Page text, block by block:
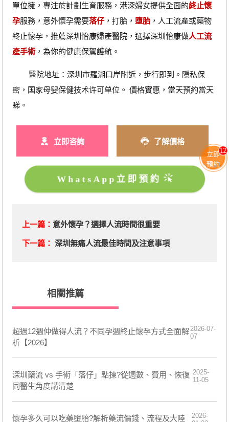
單位擁，專注於計劃生育服務，港深婦女提供全面的終止懷
孕服務，意外懷孕需要落仔，打胎， 墮胎，人工流產或藥物
終止懷孕，推薦深圳怡康婦產醫院，選擇深圳怡康做人工流
產手術，為你的健康保駕護航。
醫院地址：深圳市羅湖口岸附近，步行即到。隱私保
密，国家母婴保健技术许可单位。 價格實惠，當天預約當天
睇。
立即咨詢 了解價格
WhatsApp立即預約
上一篇： 意外懷孕？選擇人流時間很重要
下一篇： 深圳無痛人流最佳時間及注意事項
相關推薦
超過12週仲做得人流？不同孕週終止懷孕方式全面解
析【2026】
2026-07-
07
深圳藥流 vs 手術「落仔」點揀?從週數、費用、恢復
同醫生角度講清楚
2025-
11-05
懷孕多久可以吃藥墮胎?解析藥流價錢、流程及大陸
2026-
立即
預約
12